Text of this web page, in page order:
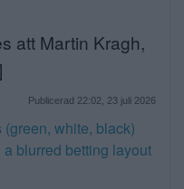
att Martin Kragh,
Publicerad 22:02, 23 juli 2026